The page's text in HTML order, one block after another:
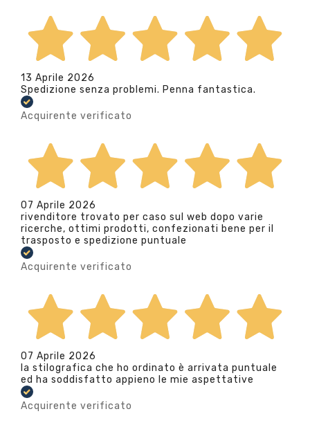
13 Aprile 2026
Spedizione senza problemi. Penna fantastica.
Acquirente verificato
07 Aprile 2026
rivenditore trovato per caso sul web dopo varie
ricerche, ottimi prodotti, confezionati bene per il
trasposto e spedizione puntuale
Acquirente verificato
07 Aprile 2026
la stilografica che ho ordinato è arrivata puntuale
ed ha soddisfatto appieno le mie aspettative
Acquirente verificato